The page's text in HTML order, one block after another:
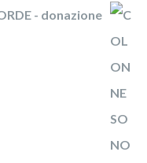
- donazione